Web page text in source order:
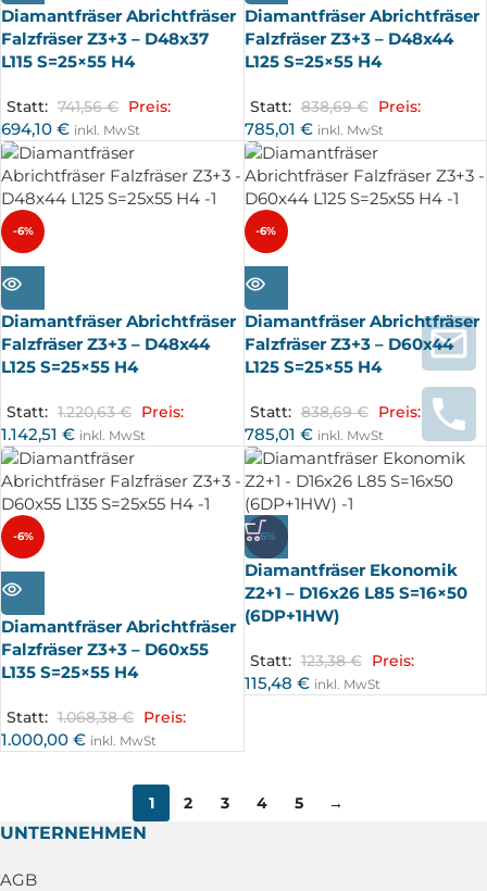
Diamantfräser Abrichtfräser
Falzfräser Z3+3 – D48x37
L115 S=25×55 H4
Statt: 741,56€ Preis:
694,10 € inkl. MwSt
Diamantfräser Abrichtfräser
Falzfräser Z3+3 – D48x44
L125 S=25×55 H4
Statt: 838,69€ Preis:
785,01 € inkl. MwSt
-6%
AUSV
ERKA
UFT
Diamantfräser Abrichtfräser
Falzfräser Z3+3 – D48x44
L125 S=25×55 H4
Statt: 1.220,63€ Preis:
1.142,51 € inkl. MwSt
-6%
AUSV
ERKA
UFT
Diamantfräser Abrichtfräser
Falzfräser Z3+3 – D60x44
L125 S=25×55 H4
Statt: 838,69€ Preis:
785,01 € inkl. MwSt
-6%
AUSV
ERKA
UFT
Diamantfräser Abrichtfräser
Falzfräser Z3+3 – D60x55
L135 S=25×55 H4
Statt: 1.068,38€ Preis:
1.000,00 € inkl. MwSt
-6%
Diamantfräser Ekonomik
Z2+1 – D16x26 L85 S=16×50
(6DP+1HW)
Statt: 123,38€ Preis:
115,48 € inkl. MwSt
1 2 3 4 5 →
UNTERNEHMEN
AGB